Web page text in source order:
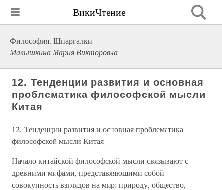
ВикиЧтение
Философия. Шпаргалки
Малышкина Мария Викторовна
12. Тенденции развития и основная
проблематика философской мысли
Китая
12. Тенденции развития и основная проблематика
философской мысли Китая
Начало китайской философской мысли связывают с
древними мифами, представляющими собой
совокупность взглядов на мир: природу, общество,